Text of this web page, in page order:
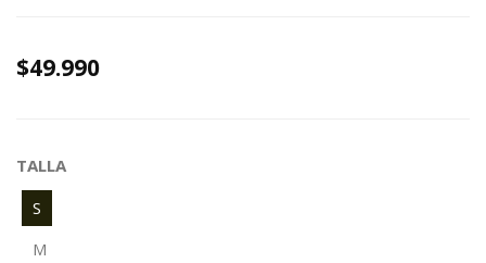
$49.990
TALLA
S
M